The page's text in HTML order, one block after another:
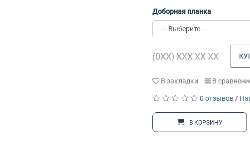
Доборная планка
В закладки В
0 отзывов/
В КОРЗИНУ